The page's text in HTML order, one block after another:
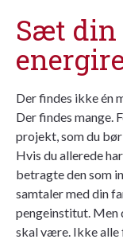
Sæt din
Der findes ikke én
Der findes mange.
projekt, som du
Hvis du allerede
betragte den som
samtaler med din
pengeinstitut. Men
skal være. Ikke alle